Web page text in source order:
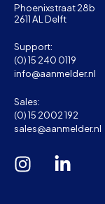
Phoenixstraat 28b
2611 AL Delft
Support:
(0) 15 240 0119
info@aanmelder.nl
Sales:
(0) 15 2002 192
sales@aanmelder.nl